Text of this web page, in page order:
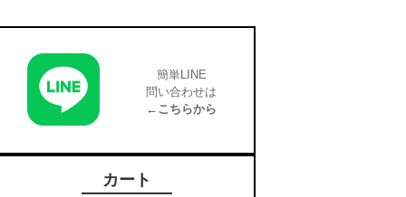
簡単LINE
問い合わせは
←こちらから
カート